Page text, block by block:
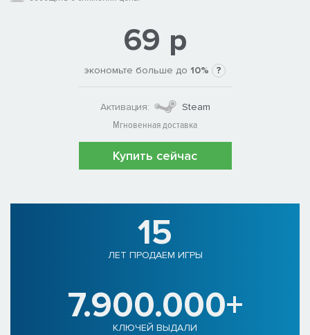
69 р
экономьте больше до 10% ?
Активация:
Steam
Мгновенная доставка
Купить сейчас
15
ЛЕТ ПРОДАЕМ ИГРЫ
7.900.000+
КЛЮЧЕЙ ВЫДАЛИ